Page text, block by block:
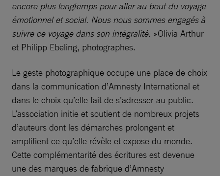
encore plus longtemps pour aller au bout du voyage
émotionnel et social. Nous nous sommes engagés à
suivre ce voyage dans son intégralité. »Olivia Arthur
et Philipp Ebeling, photographes.
Le geste photographique occupe une place de choix
dans la communication d’Amnesty International et
dans le choix qu’elle fait de s’adresser au public.
L’association initie et soutient de nombreux projets
d’auteurs dont les démarches prolongent et
amplifient ce qu’elle révèle et expose du monde.
Cette complémentarité des écritures est devenue
une des marques de fabrique d’Amnesty